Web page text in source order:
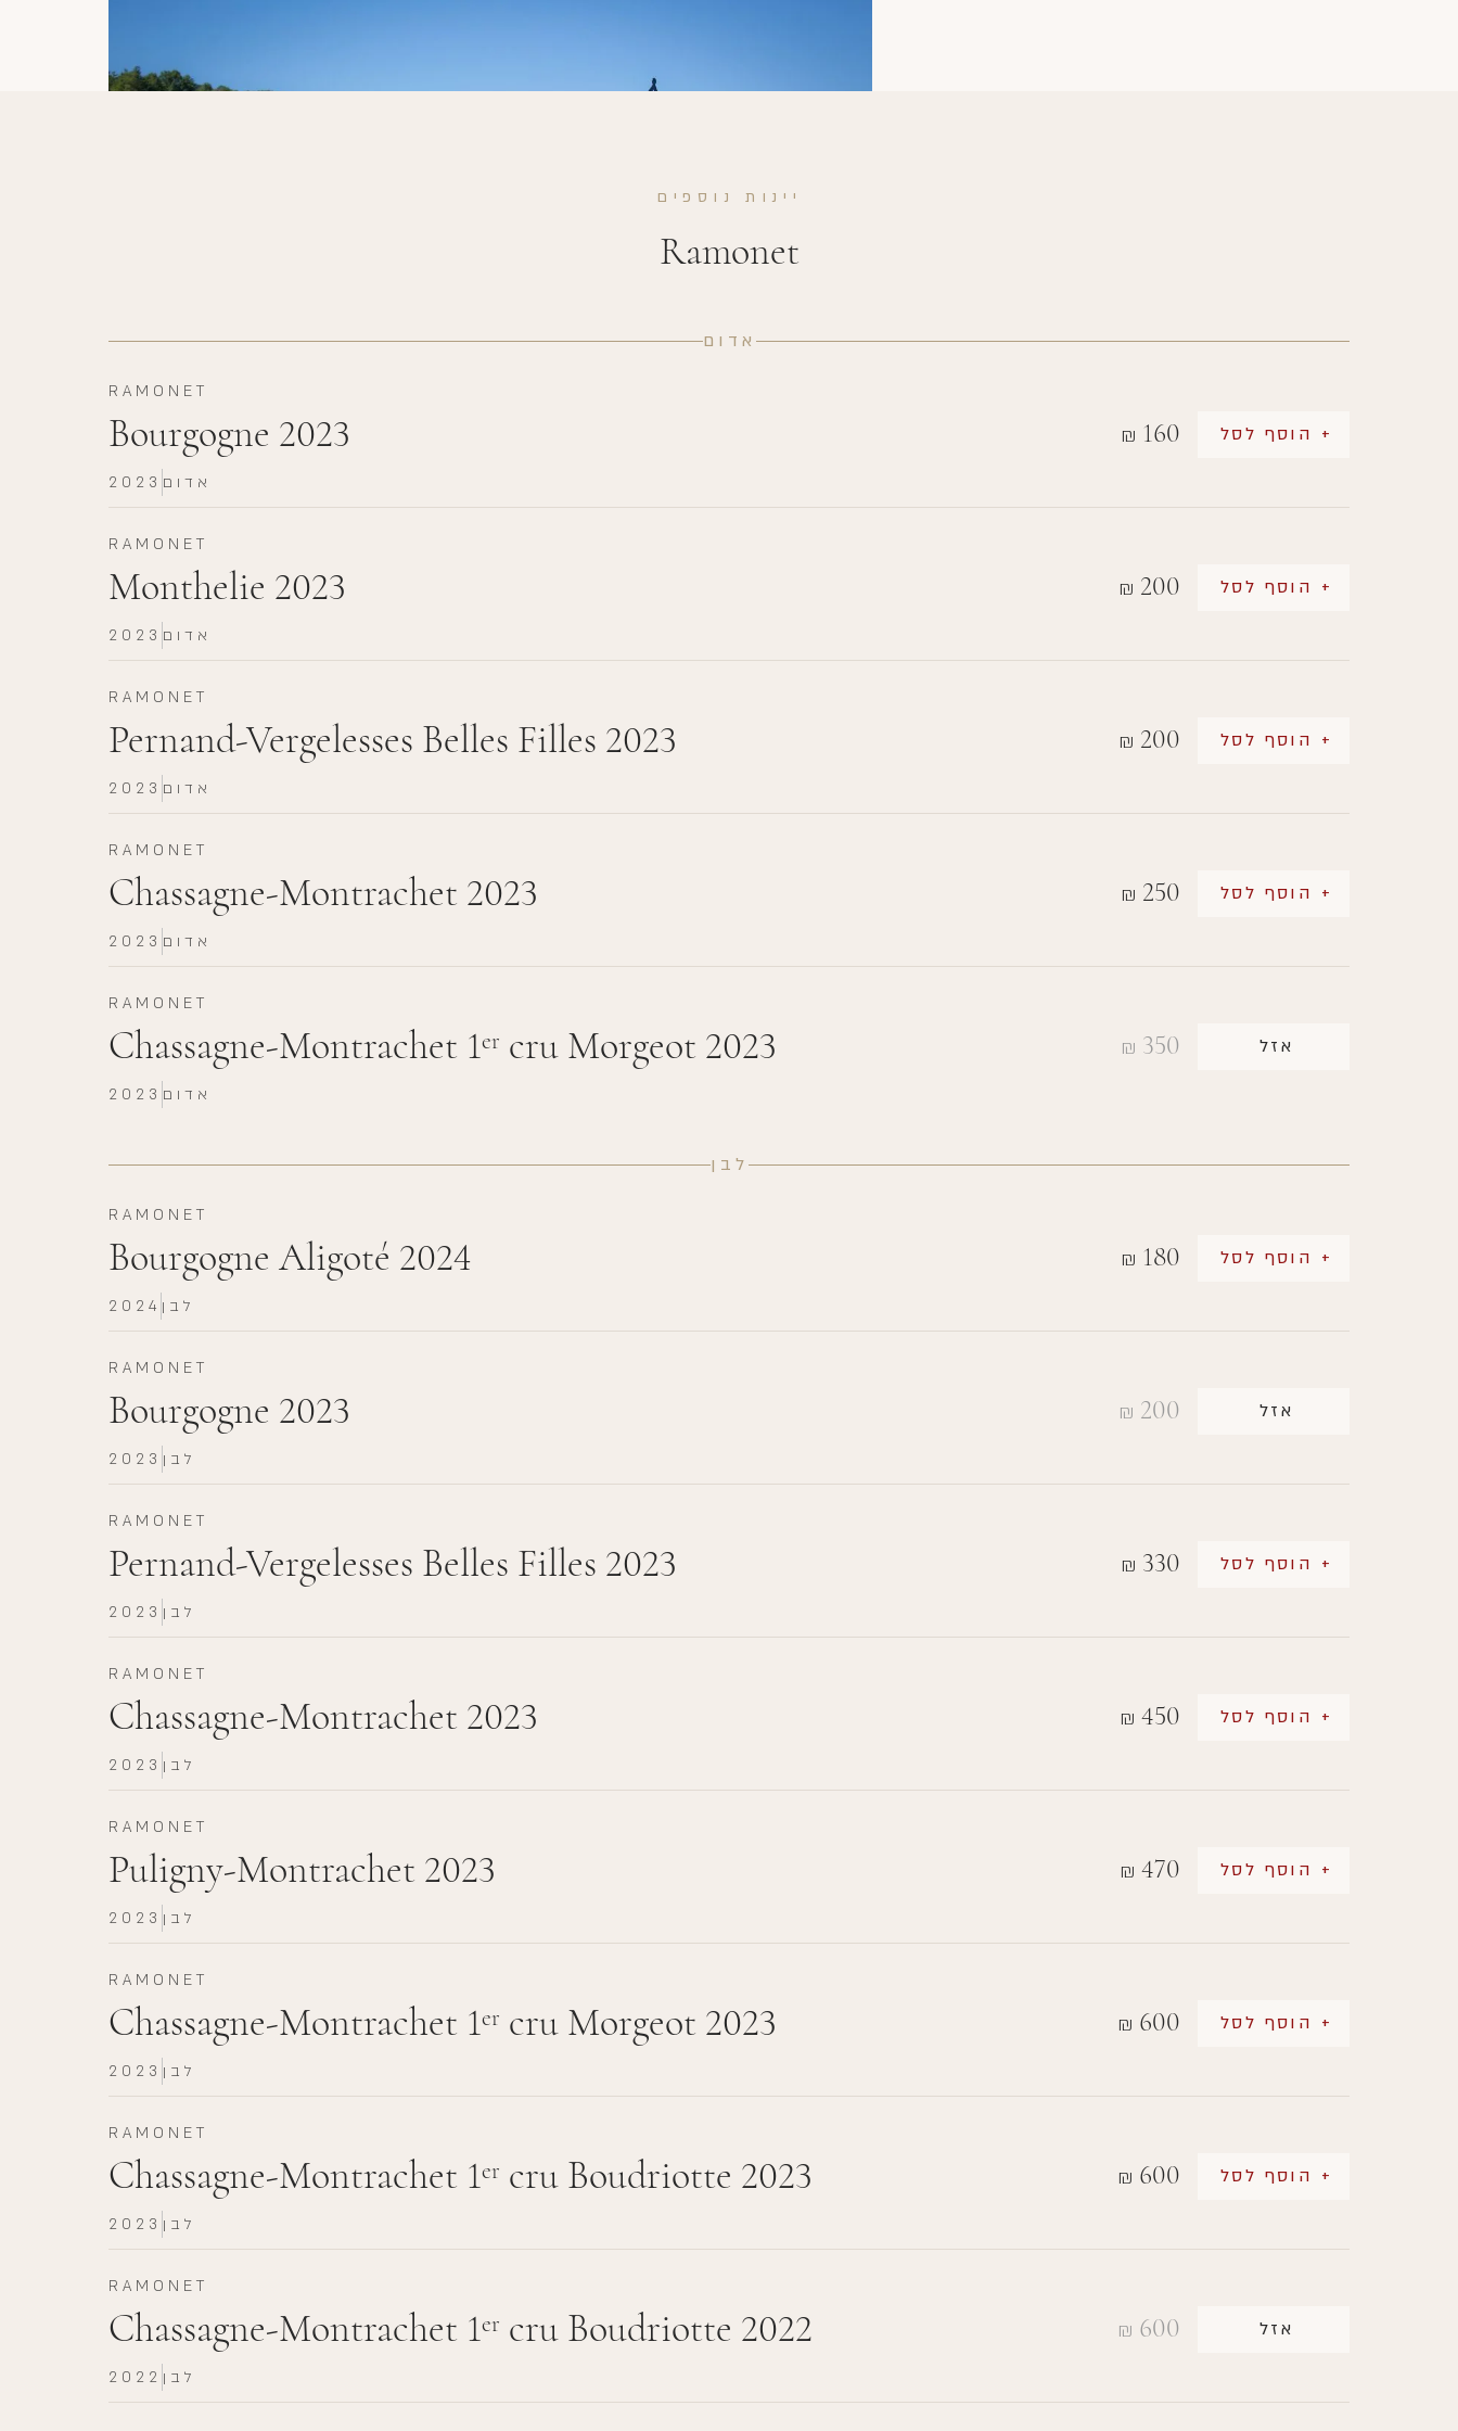
יינות נוספים
Ramonet
אדום
RAMONET
Bourgogne 2023 ₪ 160 + הוסף לסל
2023 אדום
RAMONET
Monthelie 2023 ₪ 200 + הוסף לסל
2023 אדום
RAMONET
Pernand-Vergelesses Belles Filles 2023 ₪ 200 + הוסף לסל
2023 אדום
RAMONET
Chassagne-Montrachet 2023 ₪ 250 + הוסף לסל
2023 אדום
RAMONET
Chassagne-Montrachet 1er cru Morgeot 2023 ₪ 350 אזל
2023 אדום
לבן
RAMONET
Bourgogne Aligoté 2024 ₪ 180 + הוסף לסל
2024 לבן
RAMONET
Bourgogne 2023 ₪ 200 אזל
2023 לבן
RAMONET
Pernand-Vergelesses Belles Filles 2023 ₪ 330 + הוסף לסל
2023 לבן
RAMONET
Chassagne-Montrachet 2023 ₪ 450 + הוסף לסל
2023 לבן
RAMONET
Puligny-Montrachet 2023 ₪ 470 + הוסף לסל
2023 לבן
RAMONET
Chassagne-Montrachet 1er cru Morgeot 2023 ₪ 600 + הוסף לסל
2023 לבן
RAMONET
Chassagne-Montrachet 1er cru Boudriotte 2023 ₪ 600 + הוסף לסל
2023 לבן
RAMONET
Chassagne-Montrachet 1er cru Boudriotte 2022 ₪ 600 אזל
2022 לבן